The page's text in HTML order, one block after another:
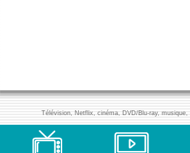
Télévision, Netflix, cinéma, DVD/Blu-ray,